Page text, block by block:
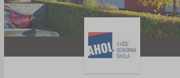
Praha hlavní město (2)